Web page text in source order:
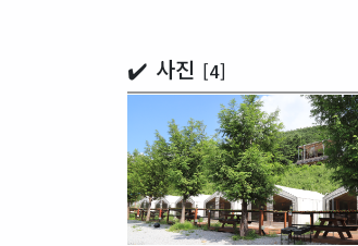
✔️ 사진 [4]